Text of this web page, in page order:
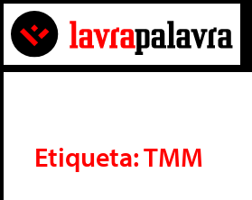
Etiqueta: TMM